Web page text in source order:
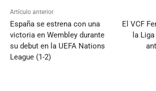
Artículo anterior
España se estrena con una
victoria en Wembley durante
su debut en la UEFA Nations
League (1-2)
El VCF
la